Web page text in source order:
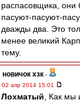
распасовщика, они
пасуют-пасуют-
дважды два. Это
менее великий
тему.
новичок хзк -
02 апр 2014 15:01
Лохматый , Как мы